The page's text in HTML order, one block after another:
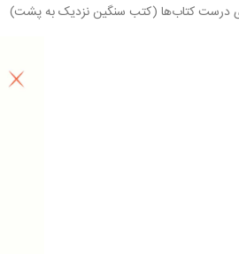
درست کتاب‌ها (کتب سنگین نزدیک به پشت)